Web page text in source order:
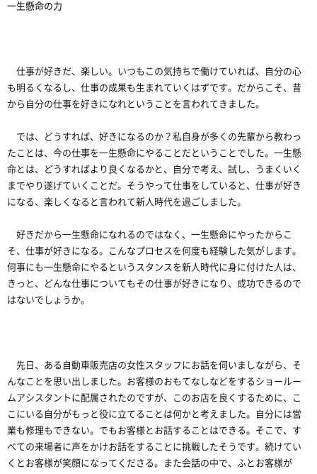
一生懸命の力
仕事が好きだ、楽しい。いつもこの気持ちで働けていれば、自分の心
も明るくなるし、仕事の成果も生まれていくはずです。だからこそ、昔
から自分の仕事を好きになれということを言われてきました。
では、どうすれば、好きになるのか？私自身が多くの先輩から教わっ
たことは、今の仕事を一生懸命にやることだということでした。一生懸
命とは、どうすればより良くなるかと、自分で考え、試し、うまくいく
までやり遂げていくことだ。そうやって仕事をしていると、仕事が好き
になる、楽しくなると言われて新人時代を過ごしました。
好きだから一生懸命になれるのではなく、一生懸命にやったからこ
そ、仕事が好きになる。こんなプロセスを何度も経験した気がします。
何事にも一生懸命にやるというスタンスを新人時代に身に付けた人は、
きっと、どんな仕事についてもその仕事が好きになり、成功できるので
はないでしょうか。
先日、ある自動車販売店の女性スタッフにお話を伺いましながら、そ
んなことを思い出しました。お客様のおもてなしなどをするショールー
ムアシスタントに配属されたのですが、このお店を良くするために、こ
こにいる自分がもっと役に立てることは何かと考えました。自分には営
業も修理もできない。でもお客様とお話することはできる。そこで、す
べての来場者に声をかけお話をすることに挑戦したそうです。続けてい
くとお客様が笑顔になってくださる。また会話の中で、ふとお客様が